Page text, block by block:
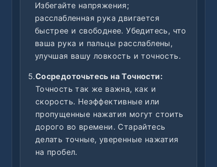
Избегайте напряжения;
расслабленная рука двигается
быстрее и свободнее. Убедитесь, что
ваша рука и пальцы расслаблены,
улучшая вашу ловкость и точность.
5.Сосредоточьтесь на Точности:
Точность так же важна, как и
скорость. Неэффективные или
пропущенные нажатия могут стоить
дорого во времени. Старайтесь
делать точные, уверенные нажатия
на пробел.